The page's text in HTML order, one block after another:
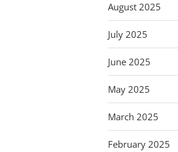
August 2025
July 2025
June 2025
May 2025
March 2025
February 2025